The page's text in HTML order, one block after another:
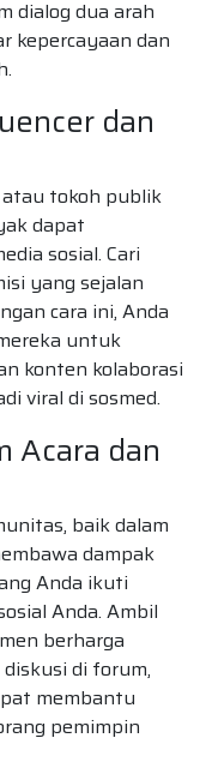
dialog dua arah
kepercayaan dan
dan
tokoh publik
dapat
sosial. Cari
yang sejalan
cara ini, Anda
untuk
konten kolaborasi
viral di sosmed.
Acara dan
baik dalam
dampak
Anda ikuti
Anda. Ambil
berharga
di forum,
membantu
pemimpin